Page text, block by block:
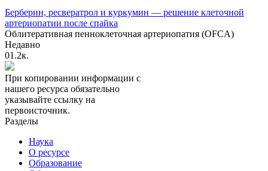
Берберин, ресвератрол и куркумин — решение клеточной
артериопатии после спайка
Облитеративная пенноклеточная артериопатия (OFCA)
Недавно
01.2к.
При копировании информации с
нашего ресурса обязательно
указывайте ссылку на
первоисточник.
Разделы
Наука
О ресурсе
Образование